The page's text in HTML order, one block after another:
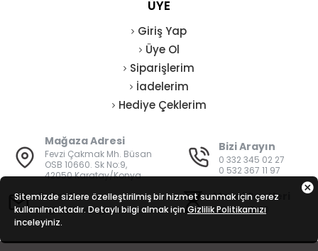
ÜYE
Giriş Yap
Üye Ol
Siparişlerim
İadelerim
Hediye Çeklerim
Mağaza Adresi
Fevzi Çakmak Mh. Büsan
OSB 10660. Sk No:9,
42050 Karatay/Konya
Bizi Arayın
0 332 345 02 27
0 532 367 11 97
E-Posta
bilgi@vatanisguvenligi.com
Mesai Saatleri
08:00 - 19:00
Sitemizde sizlere özelleştirilmiş bir hizmet sunmak için çerez
kullanılmaktadır. Detaylı bilgi almak için Gizlilik Politikamızı
inceleyiniz.